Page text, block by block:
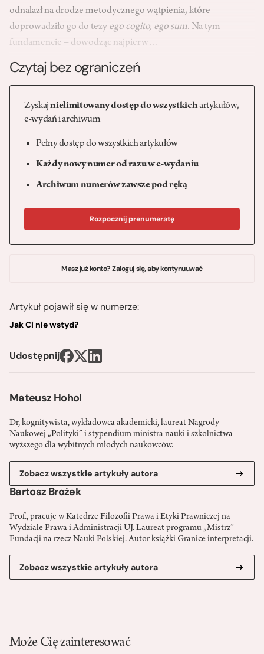
Mateusz Hohol
Dr, kognitywista, wykładowca akademicki, laureat Nagrody
Naukowej „Polityki” i stypendium ministra nauki i szkolnictwa
wyższego dla wybitnych młodych naukowców.
Zobacz wszystkie artykuły autora
Bartosz Brożek
Prof., pracuje w Katedrze Filozofii Prawa i Etyki Prawniczej na
Wydziale Prawa i Administracji UJ. Laureat programu „Mistrz”
Fundacji na rzecz Nauki Polskiej. Autor książki Granice interpretacji.
Zobacz wszystkie artykuły autora
odnalazł na drodze metodycznego wątpienia, które
doprowadziło go do tezy ego cogito, ego sum. Na tym
fundamencie – dowodząc najpierw…
Czytaj bez ograniczeń
Zyskajnielimitowany dostęp do wszystkichartykułów,
e-wydań i archiwum
Pełny dostęp do wszystkich artykułów
Każdy nowy numer od razu w e-wydaniu
Archiwum numerów zawsze pod ręką
Rozpocznij prenumeratę
Masz już konto? Zaloguj się, aby kontynuuwać
Artykuł pojawił się w numerze:
Jak Ci nie wstyd?
Udostępnij
Może Cię zainteresować